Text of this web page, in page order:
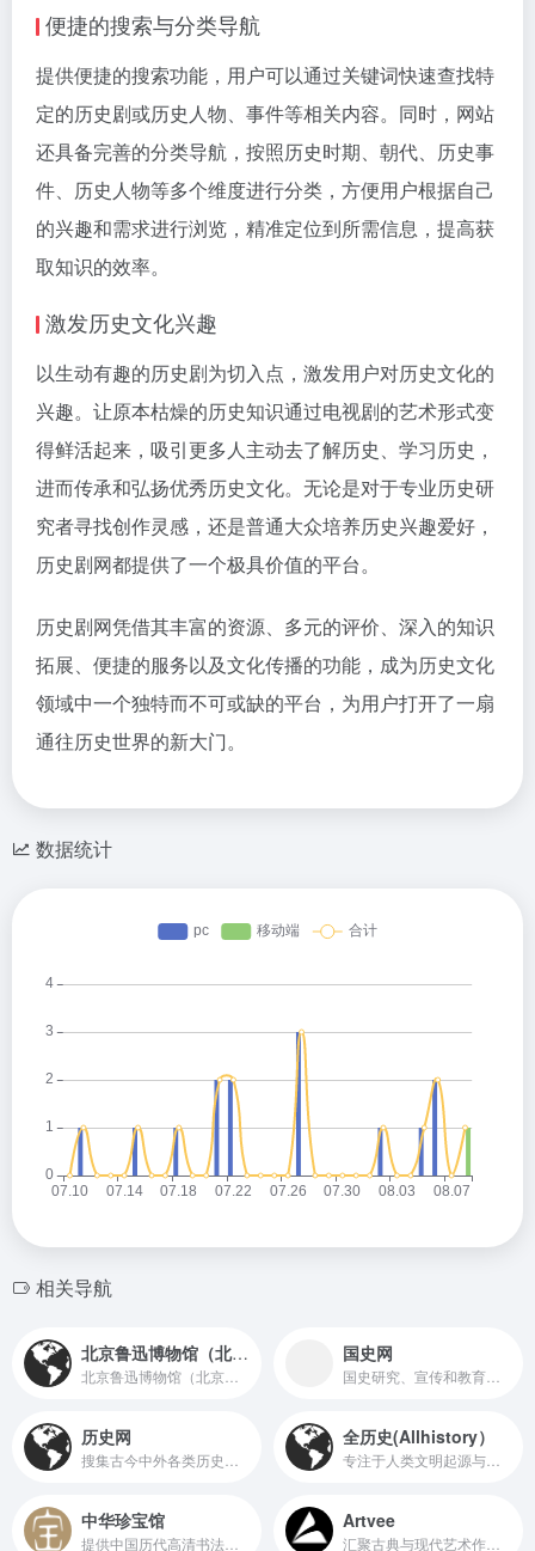
便捷的搜索与分类导航
提供便捷的搜索功能，用户可以通过关键词快速查找特
定的历史剧或历史人物、事件等相关内容。同时，网站
还具备完善的分类导航，按照历史时期、朝代、历史事
件、历史人物等多个维度进行分类，方便用户根据自己
的兴趣和需求进行浏览，精准定位到所需信息，提高获
取知识的效率。
激发历史文化兴趣
以生动有趣的历史剧为切入点，激发用户对历史文化的
兴趣。让原本枯燥的历史知识通过电视剧的艺术形式变
得鲜活起来，吸引更多人主动去了解历史、学习历史，
进而传承和弘扬优秀历史文化。无论是对于专业历史研
究者寻找创作灵感，还是普通大众培养历史兴趣爱好，
历史剧网都提供了一个极具价值的平台。
历史剧网凭借其丰富的资源、多元的评价、深入的知识
拓展、便捷的服务以及文化传播的功能，成为历史文化
领域中一个独特而不可或缺的平台，为用户打开了一扇
通往历史世界的新大门。
数据统计
相关导航
北京鲁迅博物馆（北京新文化运动纪念馆） 国史网
历史网 全历史(Allhistory）
中华珍宝馆 Artvee